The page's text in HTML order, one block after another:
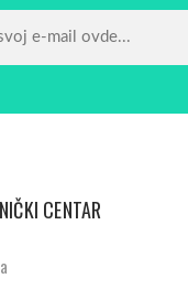
CENTAR